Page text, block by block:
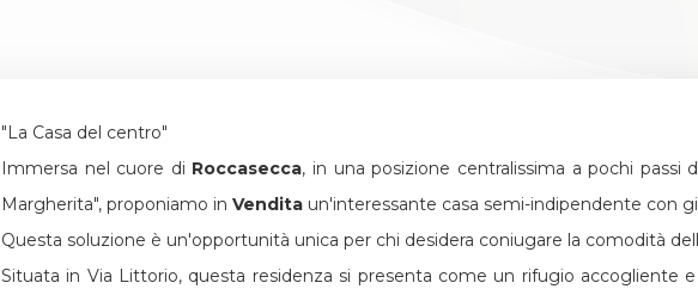
"La Casa del centro"
Immersa nel cuore di Roccasecca, in una posizione centralissima a pochi passi
Margherita", proponiamo in Venditaun'interessante casa semi-indipendente con
Questa soluzione è un'opportunità unica per chi desidera coniugare la comodità
Situata in Via Littorio, questa residenza si presenta come un rifugio accogliente